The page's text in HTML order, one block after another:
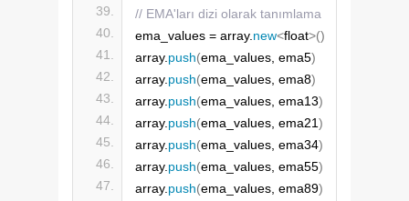
// EMA'ları dizi olarak tanımlama
ema_values = array. new<float>()
array. push(ema_values, ema5)
array. push(ema_values, ema8)
array. push(ema_values, ema13)
array. push(ema_values, ema21)
array. push(ema_values, ema34)
array. push(ema_values, ema55)
array. push(ema_values, ema89)